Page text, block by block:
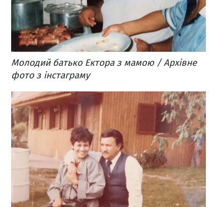
Молодий батько Ектора з мамою / Архівне
фото з інстаграму